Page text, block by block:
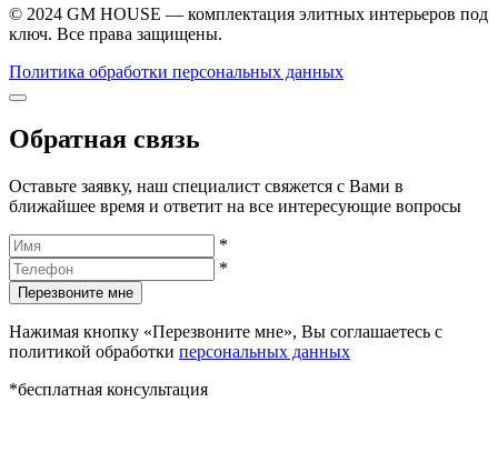
© 2024 GM HOUSE — комплектация элитных интерьеров под
ключ. Все права защищены.
Политика обработки персональных данных
Обратная связь
Оставьте заявку, наш специалист свяжется с Вами в
ближайшее время и ответит на все интересующие вопросы
*
*
Перезвоните мне
Нажимая кнопку «Перезвоните мне», Вы соглашаетесь с
политикой обработки персональных данных
*бесплатная консультация